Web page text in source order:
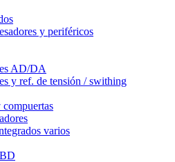
y periféricos
AD/DA
y ref. de tensión / swithing
varios